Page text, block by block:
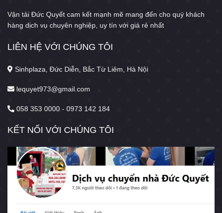
Vận tải Đức Quyết cam kết mạnh mẽ mang đến cho quý khách
hàng dịch vụ chuyên nghiệp, uy tín với giá rẻ nhất
LIÊN HỆ VỚI CHÚNG TÔI
Sinhplaza, Đức Diễn, Bắc Từ Liêm, Hà Nội
lequyet973@gmail.com
058 353 0000 - 0973 142 184
KẾT NỐI VỚI CHÚNG TÔI